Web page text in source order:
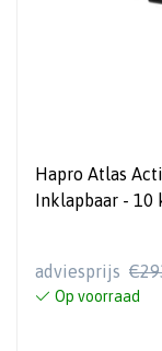
Hapro Atlas
adviesprijs
Op voorraad